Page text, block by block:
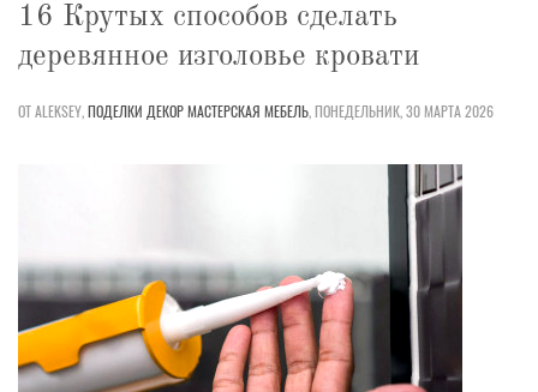
16 Крутых способов сделать
деревянное изголовье кровати
ОТ ALEKSEY,ПОДЕЛКИ ДЕКОРМАСТЕРСКАЯ МЕБЕЛЬ,ПОНЕДЕЛЬНИК, 30 МАРТА 2026